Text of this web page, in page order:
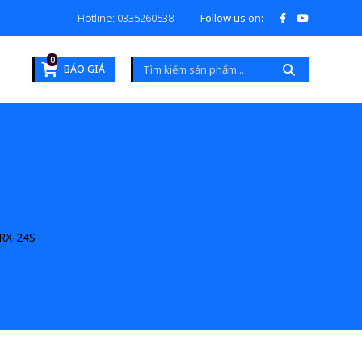
Hotline: 0335260538 Follow us on:
0
BÁO GIÁ
24S